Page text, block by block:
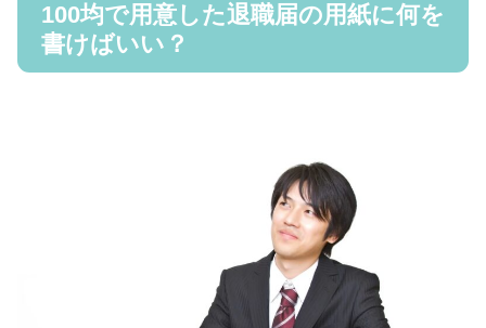
100均で用意した退職届の用紙に何を
書けばいい？